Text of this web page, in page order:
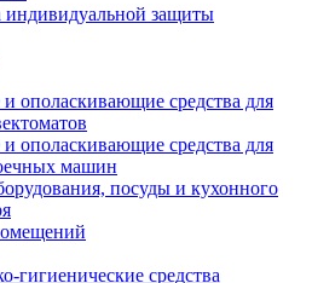
индивидуальной защиты
ополаскивающие средства для
ополаскивающие средства для
машин
посуды и кухонного
гигиенические средства